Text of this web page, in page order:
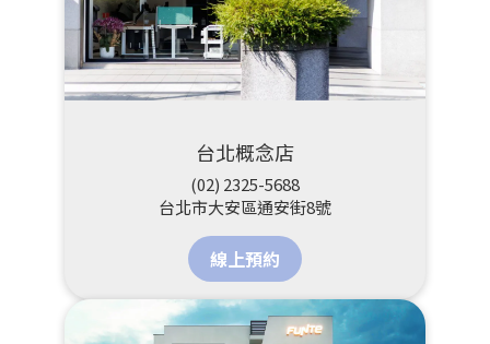
台北概念店
(02) 2325-5688
台北市大安區通安街8號
線上預約